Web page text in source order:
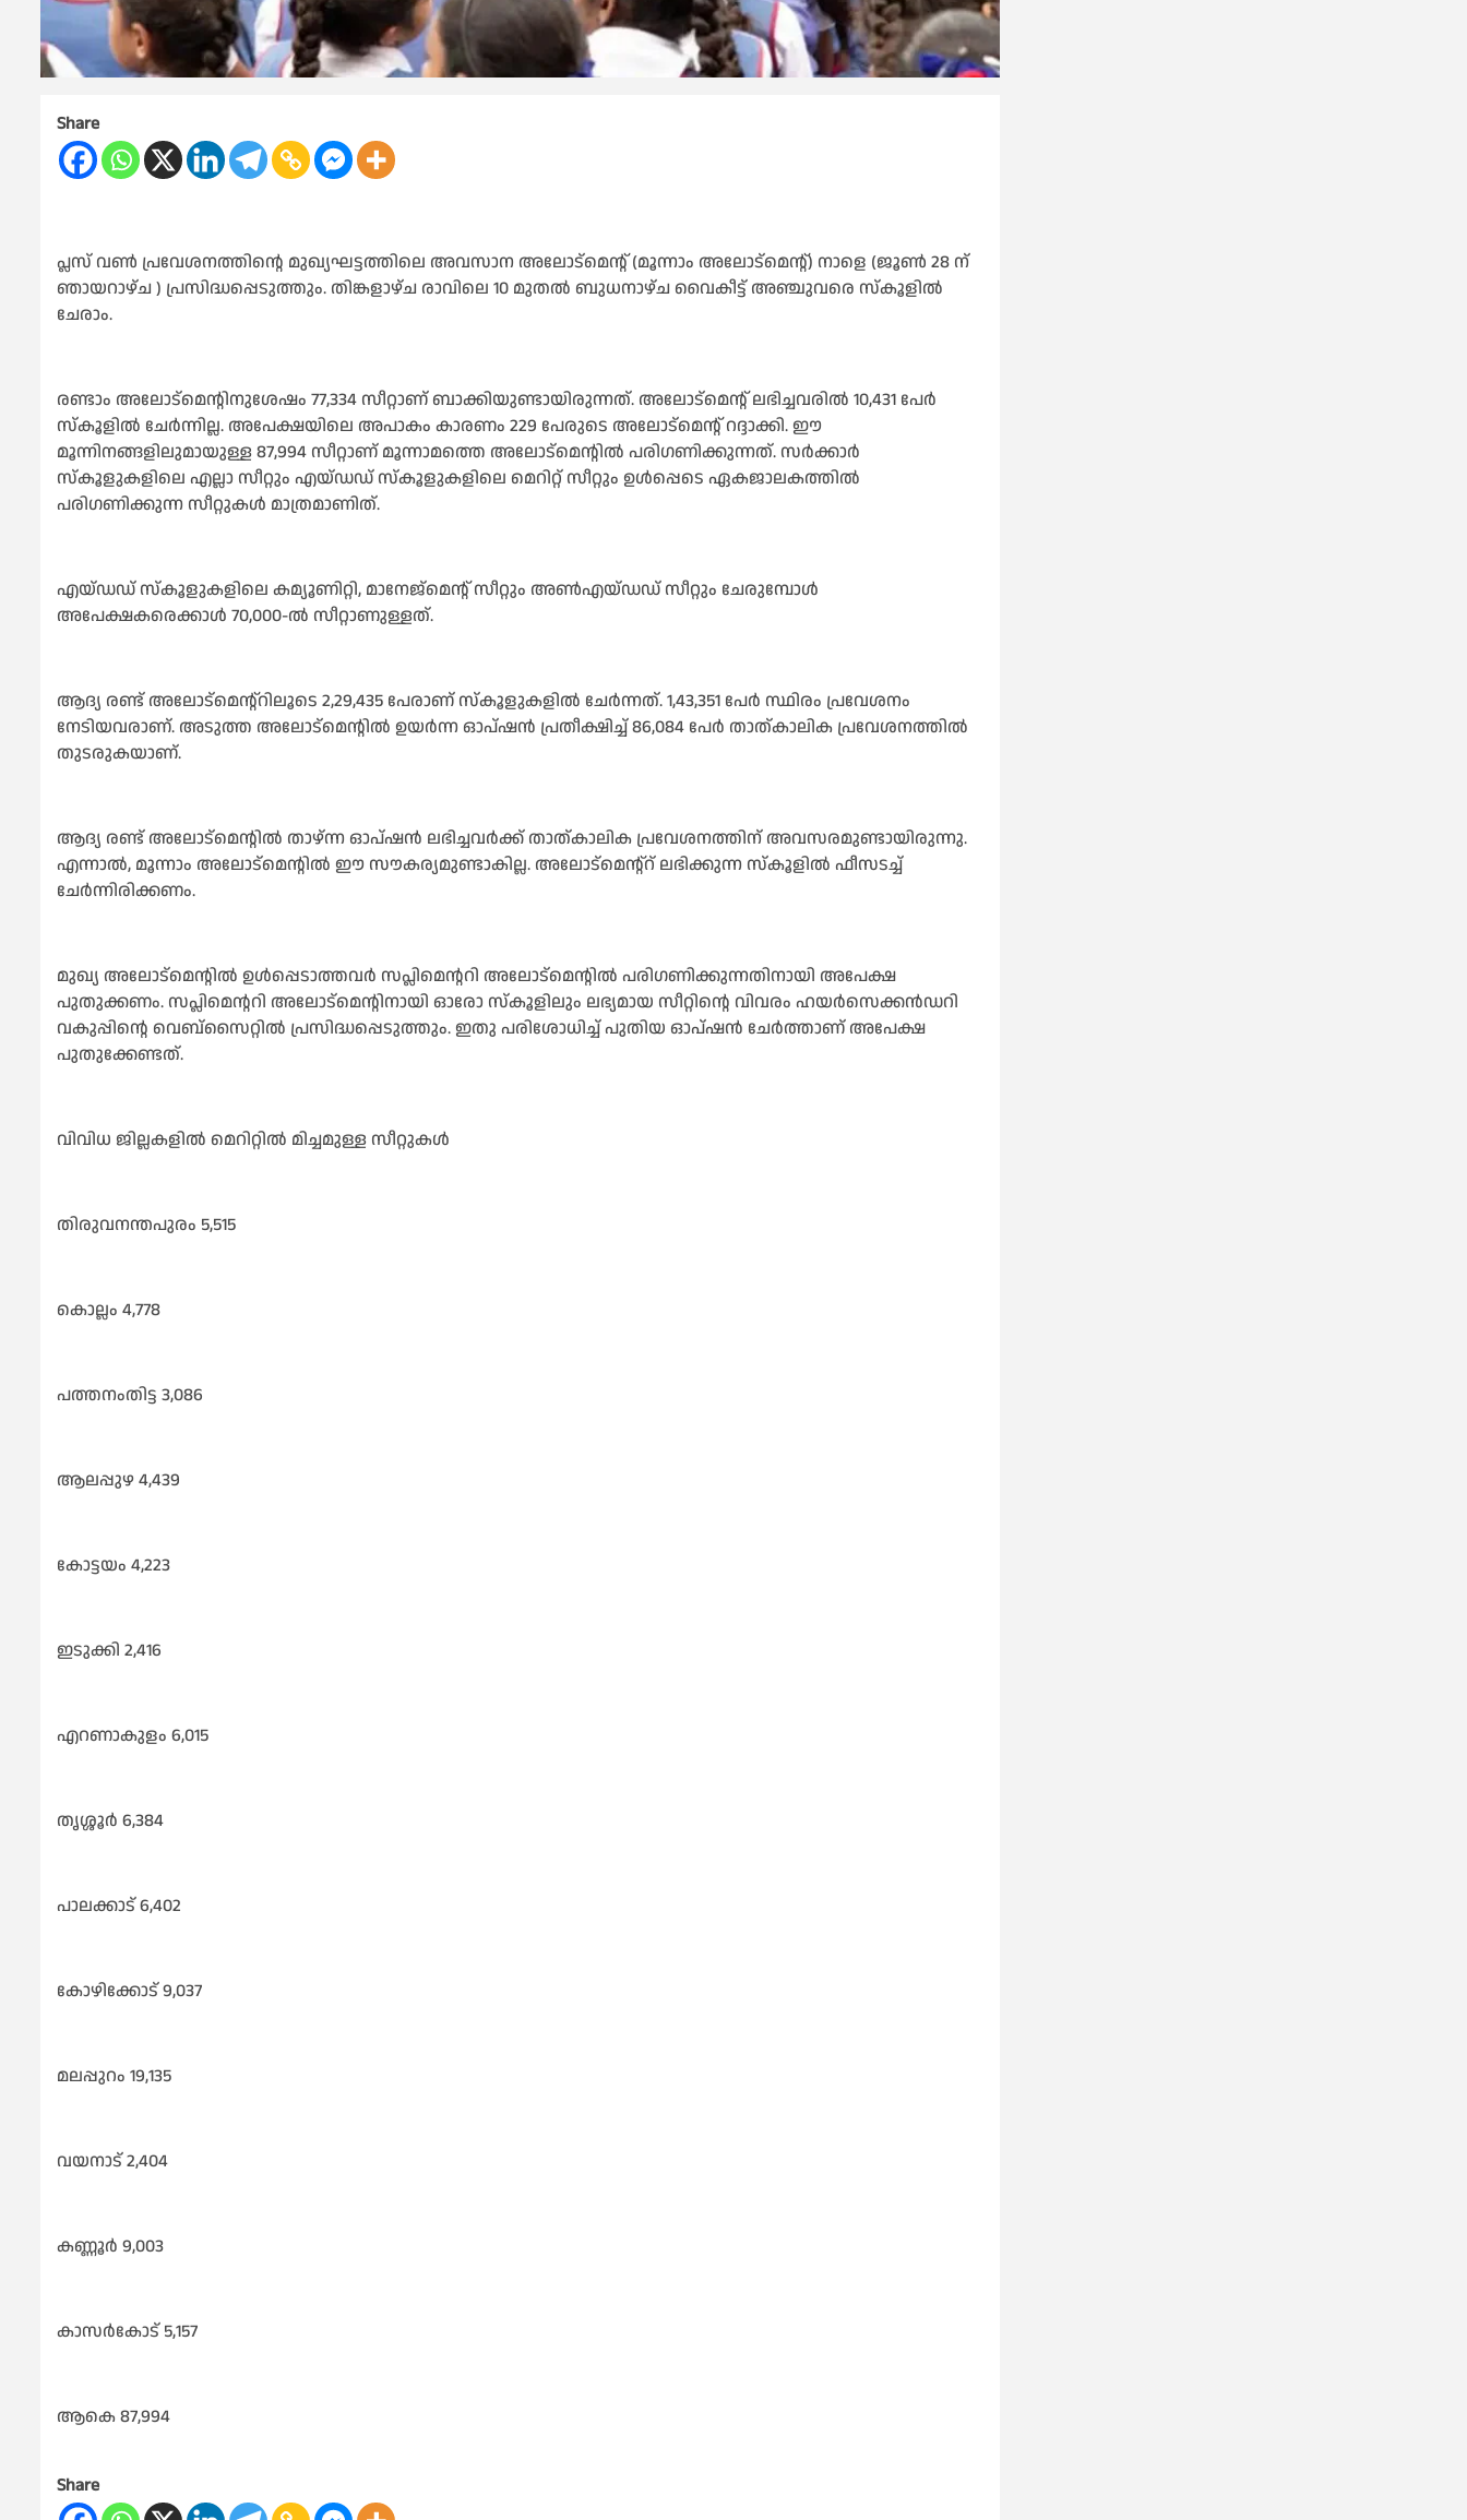
Share
പ്ലസ് വൺ പ്രവേശനത്തിന്റെ മുഖ്യഘട്ടത്തിലെ അവസാന അലോട്മെന്റ് (മൂന്നാം അലോട്മെൻ്റ്) നാളെ (ജൂൺ 28 ന്
ഞായറാഴ്ച ) പ്രസിദ്ധപ്പെടുത്തും. തിങ്കളാഴ്ച രാവിലെ 10 മുതൽ ബുധനാഴ്ച വൈകീട്ട് അഞ്ചുവരെ സ്കൂളിൽ
ചേരാം.
രണ്ടാം അലോട്മെന്റിനുശേഷം 77,334 സീറ്റാണ് ബാക്കിയുണ്ടായിരുന്നത്. അലോട്മെൻ്റ് ലഭിച്ചവരിൽ 10,431 പേർ
സ്കൂളിൽ ചേർന്നില്ല. അപേക്ഷയിലെ അപാകം കാരണം 229 പേരുടെ അലോട്മെന്റ് റദ്ദാക്കി. ഈ
മൂന്നിനങ്ങളിലുമായുള്ള 87,994 സീറ്റാണ് മൂന്നാമത്തെ അലോട്മെൻ്റിൽ പരിഗണിക്കുന്നത്. സർക്കാർ
സ്കൂളുകളിലെ എല്ലാ സീറ്റും എയ്ഡഡ് സ്കൂളുകളിലെ മെറിറ്റ് സീറ്റും ഉൾപ്പെടെ ഏകജാലകത്തിൽ
പരിഗണിക്കുന്ന സീറ്റുകൾ മാത്രമാണിത്.
എയ്‌ഡഡ് സ്കൂളുകളിലെ കമ്യൂണിറ്റി, മാനേജ്മെൻ്റ് സീറ്റും അൺഎയ്‌ഡഡ് സീറ്റും ചേരുമ്പോൾ
അപേക്ഷകരെക്കാൾ 70,000-ൽ സീറ്റാണുള്ളത്.
ആദ്യ രണ്ട് അലോട്മെന്റ്റിലൂടെ 2,29,435 പേരാണ് സ്കൂളുകളിൽ ചേർന്നത്. 1,43,351 പേർ സ്ഥിരം പ്രവേശനം
നേടിയവരാണ്. അടുത്ത അലോട്മെന്റിൽ ഉയർന്ന ഓപ്ഷൻ പ്രതീക്ഷിച്ച് 86,084 പേർ താത്കാലിക പ്രവേശനത്തിൽ
തുടരുകയാണ്.
ആദ്യ രണ്ട് അലോട്മെന്റിൽ താഴ്ന്ന ഓപ്ഷൻ ലഭിച്ചവർക്ക് താത്കാലിക പ്രവേശനത്തിന് അവസരമുണ്ടായിരുന്നു.
എന്നാൽ, മൂന്നാം അലോട്മെൻ്റിൽ ഈ സൗകര്യമുണ്ടാകില്ല. അലോട്മെന്റ്റ് ലഭിക്കുന്ന സ്കൂളിൽ ഫീസടച്ച്
ചേർന്നിരിക്കണം.
മുഖ്യ അലോട്മെന്റിൽ ഉൾപ്പെടാത്തവർ സപ്ലിമെൻ്ററി അലോട്മെന്റിൽ പരിഗണിക്കുന്നതിനായി അപേക്ഷ
പുതുക്കണം. സപ്ലിമെൻ്ററി അലോട്മെൻ്റിനായി ഓരോ സ്കൂളിലും ലഭ്യമായ സീറ്റിൻ്റെ വിവരം ഹയർസെക്കൻഡറി
വകുപ്പിന്റെ വെബ്സൈറ്റിൽ പ്രസിദ്ധപ്പെടുത്തും. ഇതു പരിശോധിച്ച് പുതിയ ഓപ്ഷൻ ചേർത്താണ് അപേക്ഷ
പുതുക്കേണ്ടത്.
വിവിധ ജില്ലകളിൽ മെറിറ്റിൽ മിച്ചമുള്ള സീറ്റുകൾ
തിരുവനന്തപുരം 5,515
കൊല്ലം 4,778
പത്തനംതിട്ട 3,086
ആലപ്പുഴ 4,439
കോട്ടയം 4,223
ഇടുക്കി 2,416
എറണാകുളം 6,015
തൃശ്ശൂർ 6,384
പാലക്കാട് 6,402
കോഴിക്കോട് 9,037
മലപ്പുറം 19,135
വയനാട് 2,404
കണ്ണൂർ 9,003
കാസർകോട് 5,157
ആകെ 87,994
Share